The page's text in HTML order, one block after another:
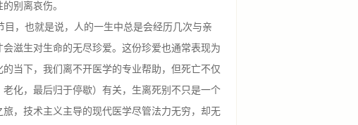
别离哀伤。
，也就是说，人的一生中总是会经历几次与亲
滋生对生命的无尽珍爱。这份珍爱也通常表现为
当下，我们离不开医学的专业帮助，但死亡不仅
化，最后归于停歇）有关，生离死别不只是一个
，技术主义主导的现代医学尽管法力无穷，却无